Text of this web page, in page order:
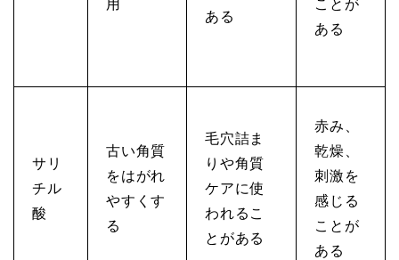
用
ある
ことが
ある
サリ
チル
酸
古い角質
をはがれ
やすくす
る
毛穴詰ま
りや角質
ケアに使
われるこ
とがある
赤み、
乾燥、
刺激を
感じる
ことが
ある